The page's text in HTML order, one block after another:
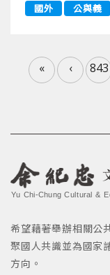
國外 公與義
« ‹ 843
Yu Chi-Chung Cultural &
希望藉著舉辦相關公
聚國人共識並為國家
方向。